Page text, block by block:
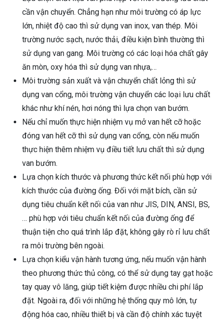
cần vận chuyển. Chẳng hạn như môi trường có áp lực
lớn, nhiệt độ cao thì sử dụng van inox, van thép. Môi
trường nước sạch, nước thải, điều kiện bình thường thì
sử dụng van gang. Môi trường có các loại hóa chất gây
ăn mòn, oxy hóa thì sử dụng van nhựa,…
Môi trường sản xuất và vận chuyển chất lỏng thì sử
dụng van cổng, môi trường vận chuyển các loại lưu chất
khác như khí nén, hơi nóng thì lựa chọn van bướm.
Nếu chỉ muốn thực hiện nhiệm vụ mở van hết cỡ hoặc
đóng van hết cỡ thì sử dụng van cổng, còn nếu muốn
thực hiện thêm nhiệm vụ điều tiết lưu chất thì sử dụng
van bướm.
Lựa chọn kích thước và phương thức kết nối phù hợp với
kích thước của đường ống. Đối với mặt bích, cần sử
dụng tiêu chuẩn kết nối của van như JIS, DIN, ANSI, BS,
… phù hợp với tiêu chuẩn kết nối của đường ống để
thuận tiện cho quá trình lắp đặt, không gây rò rỉ lưu chất
ra môi trường bên ngoài.
Lựa chọn kiểu vận hành tương ứng, nếu muốn vận hành
theo phương thức thủ công, có thể sử dụng tay gạt hoặc
tay quay vô lăng, giúp tiết kiệm được nhiều chi phí lắp
đặt. Ngoài ra, đối với những hệ thống quy mô lớn, tự
động hóa cao, nhiều thiết bị và cần độ chính xác tuyệt